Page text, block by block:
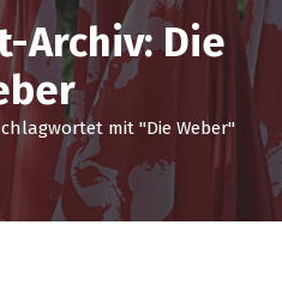
Archiv: Die
mit "Die Weber"